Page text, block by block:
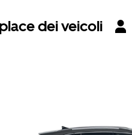
dei veicoli